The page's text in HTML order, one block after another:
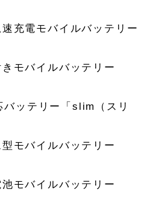
充電モバイルバッテリー
モバイルバッテリー
ッテリー「slim（スリ
モバイルバッテリー
モバイルバッテリー